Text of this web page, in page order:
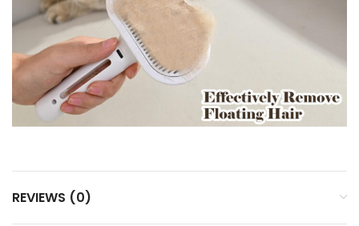
REVIEWS (0)